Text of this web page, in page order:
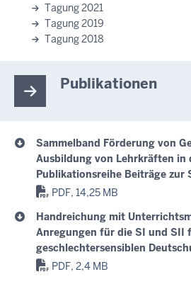
Tagung 2021
Tagung 2019
Tagung 2018
Publikationen
Sammelband Förderung von
Ausbildung von Lehrkräften in
Publikationsreihe Beiträge zur
PDF, 14,25 MB
Handreichung mit
Anregungen für die SI und SII
geschlechtersensiblen
PDF, 2,4 MB